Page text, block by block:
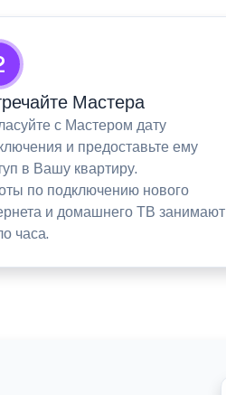
Мастера
с Мастером дату
и предоставьте ему
в Вашу квартиру.
по подключению нового
и домашнего ТВ занимают
часа.